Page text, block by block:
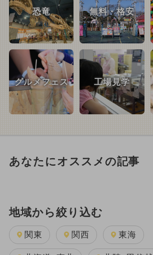
恐竜 無料・格安
グルメフェス 工場見学
あなたにオススメの記事
地域から絞り込む
関東 関西 東海